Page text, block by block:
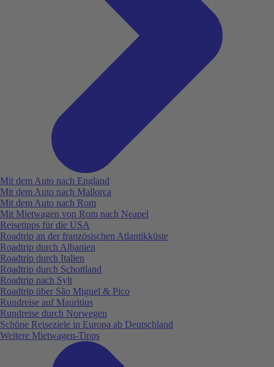
Mit dem Auto nach England
Mit dem Auto nach Mallorca
Mit dem Auto nach Rom
Mit Mietwagen von Rom nach Neapel
Reisetipps für die USA
Roadtrip an der französischen Atlantikküste
Roadtrip durch Albanien
Roadtrip durch Italien
Roadtrip durch Schottland
Roadtrip nach Sylt
Roadtrip über São Miguel & Pico
Rundreise auf Mauritius
Rundreise durch Norwegen
Schöne Reiseziele in Europa ab Deutschland
Weitere Mietwagen-Tipps